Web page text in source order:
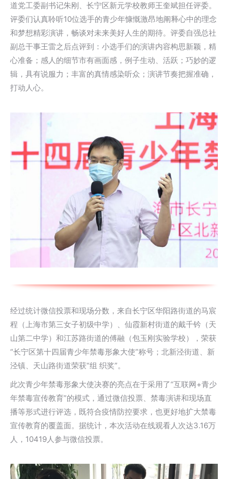
道党工委副书记朱刚、长宁区新元学校教师王奎斌担任评委。
评委们认真聆听10位选手的青少年慷慨激昂地阐释心中的理念
和梦想精彩演讲，畅谈对未来美好人生的期待。评委自强总社
副总干事王雷之后点评到：小选手们的演讲内容构思新颖，精
心准备；感人的细节市有画面感，例子生动、活跃；巧妙的逻
辑，具有说服力；丰富的真情感染听众；演讲节奏把握准确，
打动人心。
经过统计微信投票和现场分数，来自长宁区华阳路街道的马宸
程（上海市第三女子初级中学）、仙霞新村街道的戴千钤（天
山第二中学）和江苏路街道的傅融（包玉刚实验学校），荣获
“长宁区第十四届青少年禁毒形象大使”称号；北新泾街道、新
泾镇、天山路街道荣获“组 织奖”。
此次青少年禁毒形象大使决赛的亮点在于采用了“互联网+青少
年禁毒宣传教育”的模式，通过微信投票、禁毒演讲和现场直
播等形式进行评选，既符合疫情防控要求，也更好地扩大禁毒
宣传教育的覆盖面。据统计，本次活动在线观看人次达3.16万
人，10419人参与微信投票。